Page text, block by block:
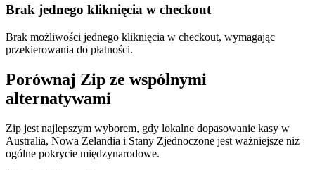
Brak jednego kliknięcia w checkout
Brak możliwości jednego kliknięcia w checkout, wymagając
przekierowania do płatności.
Porównaj Zip ze wspólnymi
alternatywami
Zip jest najlepszym wyborem, gdy lokalne dopasowanie kasy w
Australia, Nowa Zelandia i Stany Zjednoczone jest ważniejsze niż
ogólne pokrycie międzynarodowe.